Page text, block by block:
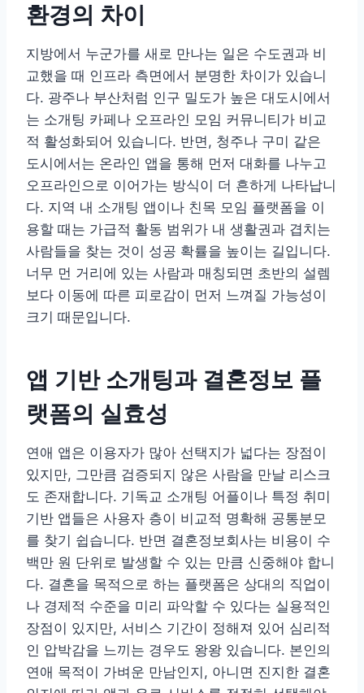
환경의 차이
지방에서 누군가를 새로 만나는 일은 수도권과 비
교했을 때 인프라 측면에서 분명한 차이가 있습니
다. 광주나 부산처럼 인구 밀도가 높은 대도시에서
는 소개팅 카페나 오프라인 모임 커뮤니티가 비교
적 활성화되어 있습니다. 반면, 청주나 구미 같은
도시에서는 온라인 앱을 통해 먼저 대화를 나누고
오프라인으로 이어가는 방식이 더 흔하게 나타납니
다. 지역 내 소개팅 앱이나 친목 모임 플랫폼을 이
용할 때는 가급적 활동 범위가 내 생활권과 겹치는
사람들을 찾는 것이 성공 확률을 높이는 길입니다.
너무 먼 거리에 있는 사람과 매칭되면 초반의 설렘
보다 이동에 따른 피로감이 먼저 느껴질 가능성이
크기 때문입니다.
앱 기반 소개팅과 결혼정보 플
랫폼의 실효성
연애 앱은 이용자가 많아 선택지가 넓다는 장점이
있지만, 그만큼 검증되지 않은 사람을 만날 리스크
도 존재합니다. 기독교 소개팅 어플이나 특정 취미
기반 앱들은 사용자 층이 비교적 명확해 공통분모
를 찾기 쉽습니다. 반면 결혼정보회사는 비용이 수
백만 원 단위로 발생할 수 있는 만큼 신중해야 합니
다. 결혼을 목적으로 하는 플랫폼은 상대의 직업이
나 경제적 수준을 미리 파악할 수 있다는 실용적인
장점이 있지만, 서비스 기간이 정해져 있어 심리적
인 압박감을 느끼는 경우도 왕왕 있습니다. 본인의
연애 목적이 가벼운 만남인지, 아니면 진지한 결혼